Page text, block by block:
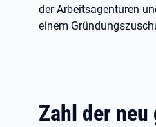
der Arbeitsagenturen
einem
Zahl der